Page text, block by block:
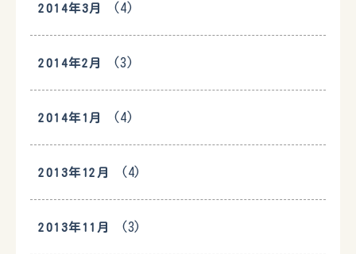
2014年3月 (4)
2014年2月 (3)
2014年1月 (4)
2013年12月 (4)
2013年11月 (3)